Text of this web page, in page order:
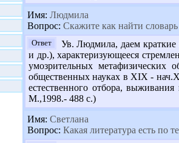
Имя: Людмила
Вопрос: Скажите как найти
Ответ
Ув. Людмила, даем
и др.), характеризующееся
умозрительных метафизических
общественных науках в XIX -
естественного отбора,
М.,1998.- 488 с.)
Имя: Светлана
Вопрос: Какая литература есть по